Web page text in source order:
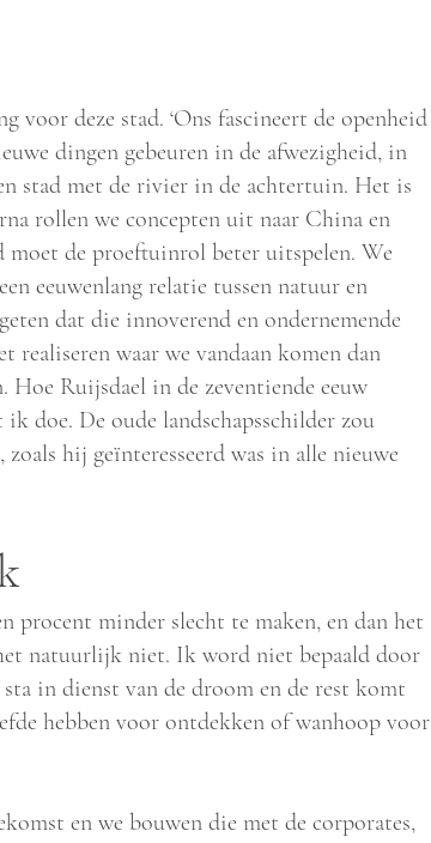
voor deze stad. ‘Ons fascineert de openheid
dingen gebeuren in de afwezigheid, in
stad met de rivier in de achtertuin. Het is
rollen we concepten uit naar China en
moet de proeftuinrol beter uitspelen. We
eeuwenlang relatie tussen natuur en
dat die innoverend en ondernemende
waar we vandaan komen dan
Ruijsdael in de zeventiende eeuw
doe. De oude landschapsschilder zou
hij geïnteresseerd was in alle nieuwe
procent minder slecht te maken, en dan het
natuurlijk niet. Ik word niet bepaald door
in dienst van de droom en de rest komt
hebben voor ontdekken of wanhoop voor
en we bouwen die met de corporates,